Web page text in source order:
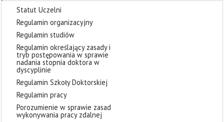
Statut Uczelni
Regulamin organizacyjny
Regulamin studiów
Regulamin określający zasady i
tryb postępowania w sprawie
nadania stopnia doktora w
dyscyplinie
Regulamin Szkoły Doktorskiej
Regulamin pracy
Porozumienie w sprawie zasad
wykonywania pracy zdalnej